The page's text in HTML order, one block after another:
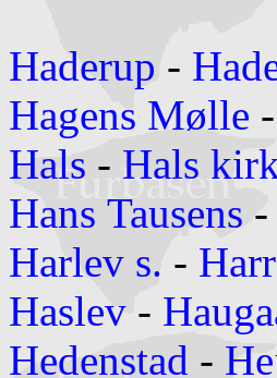
Haderup -
Hagens Mølle -
Hals - Hals
Hans Tausens -
Harlev s. -
Haslev -
Hedenstad -